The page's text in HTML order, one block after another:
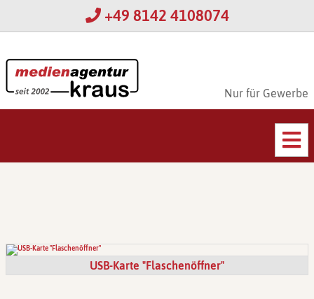
+49 8142 4108074
Nur für Gewerbe
USB-Karte "Flaschenöffner"